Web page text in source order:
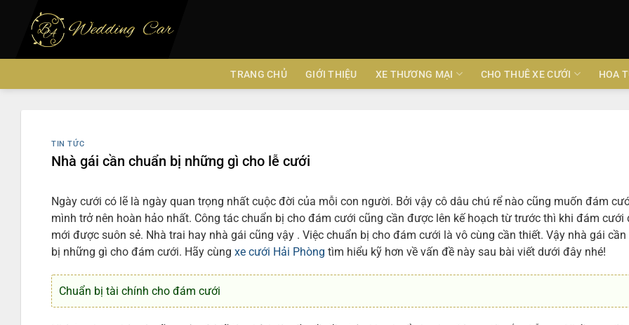
dung
TRANG CHỦ GIỚI THIỆU XE THƯƠNG MẠI CHO THUÊ XE CƯỚI HOA
TIN TỨC
Nhà gái cần chuẩn bị những gì cho lễ cưới
Ngày cưới có lẽ là ngày quan trọng nhất cuộc đời của mỗi con người. Bởi vậy cô dâu chú rể nào cũng muốn đám
mình trở nên hoàn hảo nhất. Công tác chuẩn bị cho đám cưới cũng cần được lên kế hoạch từ trước thì khi đám cưới
mới được suôn sẻ. Nhà trai hay nhà gái cũng vậy . Việc chuẩn bị cho đám cưới là vô cùng cần thiết. Vậy nhà gái cần
bị những gì cho đám cưới. Hãy cùngxe cưới Hải Phòng tìm hiểu kỹ hơn về vấn đề này sau bài viết dưới đây nhé!
Chuẩn bị tài chính cho đám cưới